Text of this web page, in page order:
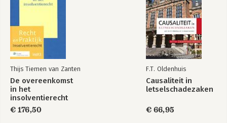
Thijs Tiemen van Zanten
De overeenkomst
in het
insolventierecht
€ 176,50
F.T. Oldenhuis
Causaliteit in
letselschadezaken
€ 66,95